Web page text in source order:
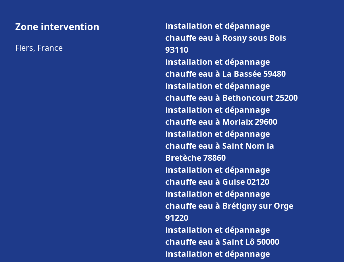
Zone intervention
Flers, France
installation et dépannage
chauffe eau à Rosny sous Bois
93110
installation et dépannage
chauffe eau à La Bassée 59480
installation et dépannage
chauffe eau à Bethoncourt 25200
installation et dépannage
chauffe eau à Morlaix 29600
installation et dépannage
chauffe eau à Saint Nom la
Bretèche 78860
installation et dépannage
chauffe eau à Guise 02120
installation et dépannage
chauffe eau à Brétigny sur Orge
91220
installation et dépannage
chauffe eau à Saint Lô 50000
installation et dépannage